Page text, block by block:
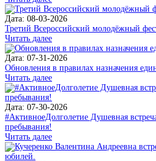
Дата: 08-03-2026
Третий Всероссийский молодёжный
Читать далее
Дата: 07-31-2026
Обновления в правилах назначения
Читать далее
Дата: 07-30-2026
#АктивноеДолголетие Душевная
пребывания!
Читать далее